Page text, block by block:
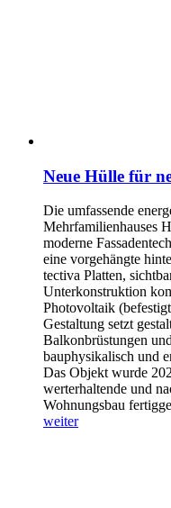
Neue Hülle für
Die umfassende
Mehrfamilienhauses
moderne
eine vorgehängte
tectiva Platten,
Unterkonstruktion
Photovoltaik
Gestaltung setzt
Balkonbrüstungen
bauphysikalisch und
Das Objekt wurde
werterhaltende und
Wohnungsbau
weiter